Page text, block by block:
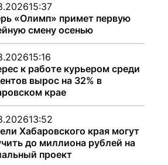
15:37
«Олимп» примет первую
смену осенью
15:16
к работе курьером среди
вырос на 32% в
крае
13:52
Хабаровского края могут
до миллиона рублей на
проект